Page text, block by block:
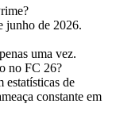
junho de 2026.
uma vez.
no FC 26?
estatísticas de
constante em